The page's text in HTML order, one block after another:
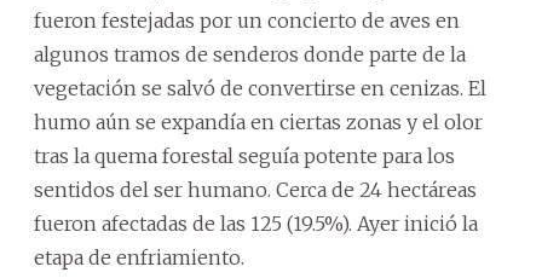
fueron festejadas por un concierto de aves en
algunos tramos de senderos donde parte de la
vegetación se salvó de convertirse en cenizas. El
humo aún se expandía en ciertas zonas y el olor
tras la quema forestal seguía potente para los
sentidos del ser humano. Cerca de 24 hectáreas
fueron afectadas de las 125 (19.5%). Ayer inició la
etapa de enfriamiento.